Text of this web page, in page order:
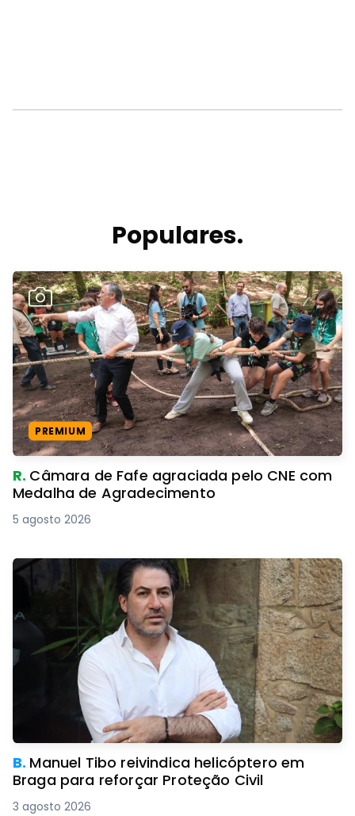
Populares.
PREMIUM
R. Câmara de Fafe agraciada pelo CNE com
Medalha de Agradecimento
5 agosto 2026
B. Manuel Tibo reivindica helicóptero em
Braga para reforçar Proteção Civil
3 agosto 2026